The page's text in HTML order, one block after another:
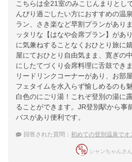
こちらは全21室のみこじんまりとし
んびり過ごしたい方におすすめの温
ラン、さき楽など早割プランがあり
ッタリな【はなや会席プラン】があ
に気兼ねすることなくおひとり旅に
屋にておひとり自由気まま、寛ぎの
にしたてづくり会席料理に舌鼓でき
リードリンクコーナーがあり、お部
フェタイムを水入らず愉しめるのも
白色のにごり湯！これぞ登別の湯に
ることができます。JR登別駅から事
バスがあり便利です。
回答された質問： 初めての登別温泉でオ
シャンちゃんさ